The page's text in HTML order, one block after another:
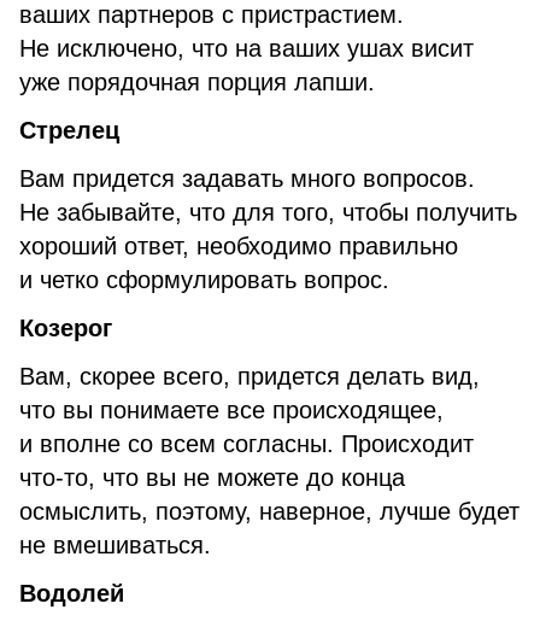
ваших партнеров с пристрастием.
Не исключено, что на ваших ушах висит
уже порядочная порция лапши.
Стрелец
Вам придется задавать много вопросов.
Не забывайте, что для того, чтобы получить
хороший ответ, необходимо правильно
и четко сформулировать вопрос.
Козерог
Вам, скорее всего, придется делать вид,
что вы понимаете все происходящее,
и вполне со всем согласны. Происходит
что-то, что вы не можете до конца
осмыслить, поэтому, наверное, лучше будет
не вмешиваться.
Водолей